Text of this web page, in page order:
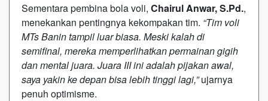
Sementara pembina bola voli, Chairul Anwar, S.Pd.,
menekankan pentingnya kekompakan tim. “Tim voli
MTs Banin tampil luar biasa. Meski kalah di
semifinal, mereka memperlihatkan permainan gigih
dan mental juara. Juara III ini adalah pijakan awal,
saya yakin ke depan bisa lebih tinggi lagi,”ujarnya
penuh optimisme.